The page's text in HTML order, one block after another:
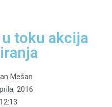
toku akcija
Mešan
2016
12:13